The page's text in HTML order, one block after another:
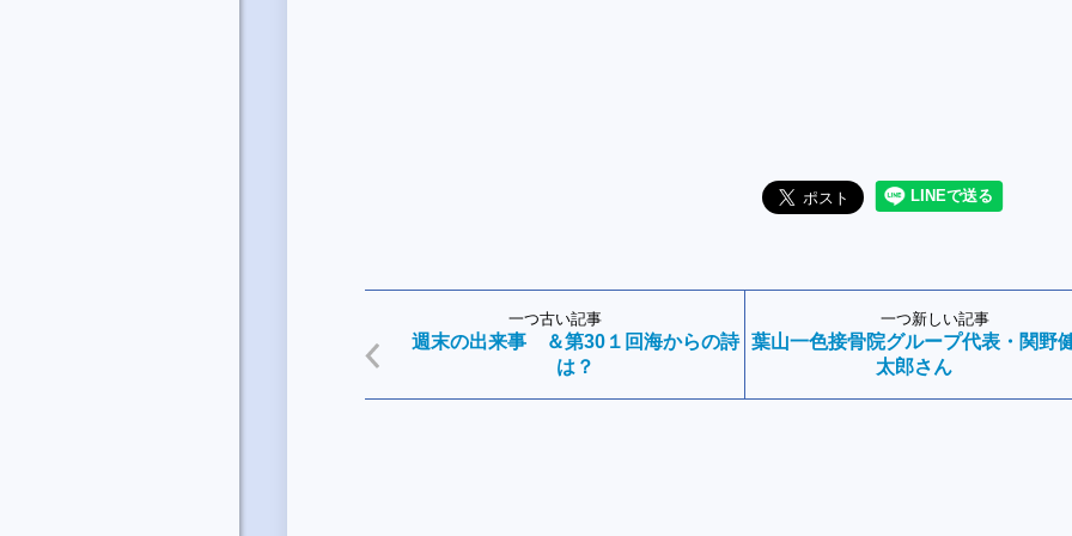
一つ古い記事
週末の出来事 ＆第30１回海からの詩
は？
一つ新しい記事
葉山一色接骨院グループ代表・関野
太郎さん